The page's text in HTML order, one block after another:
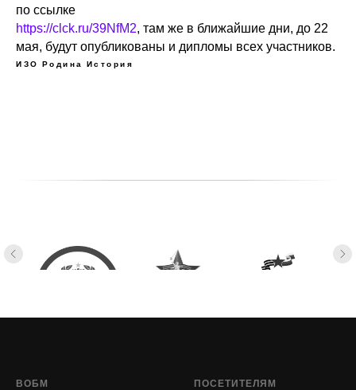
по ссылке
https://clck.ru/39NfM2, там же в ближайшие дни, до 22
мая, будут опубликованы и дипломы всех участников.
ИЗО Родина История
ВОБМ ПОСЕТИТЕЛЯМ